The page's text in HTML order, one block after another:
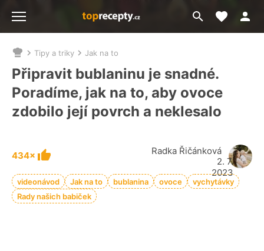
Přejít
na
Moje
Nacházíte
se
zde:
Tipy a triky Jak na to
Připravit bublaninu je snadné.
Poradíme, jak na to, aby ovoce
zdobilo její povrch a neklesalo
434×
Radka Řičánková
2. 7.
2023
videonávod Jak na to bublanina ovoce
vychytávky
Rady našich babiček